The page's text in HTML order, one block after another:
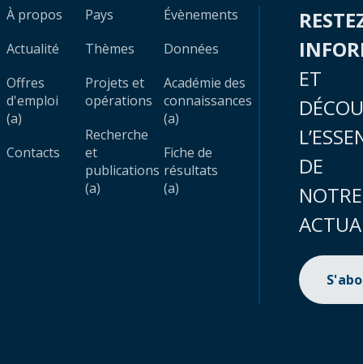
À propos
Actualité
Offres
d'emploi
(a)
Contacts
Pays
Thèmes
Projets et
opérations
Recherche
et
publications
(a)
Évènements
Données
Académie des
connaissances
(a)
Fiche de
résultats
(a)
ET
DE
NOTRE